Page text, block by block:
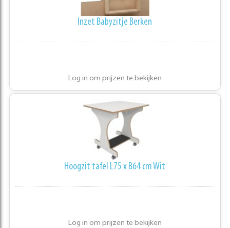
Inzet Babyzitje Berken
Log in om prijzen te bekijken
Hoogzit tafel L75 x B64 cm Wit
Log in om prijzen te bekijken